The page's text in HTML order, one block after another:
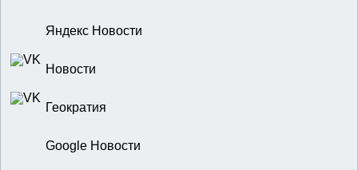
Яндекс Новости
Новости
Геократия
Google Новости